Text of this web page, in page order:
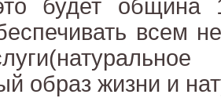
будет община
всем
образ жизни и